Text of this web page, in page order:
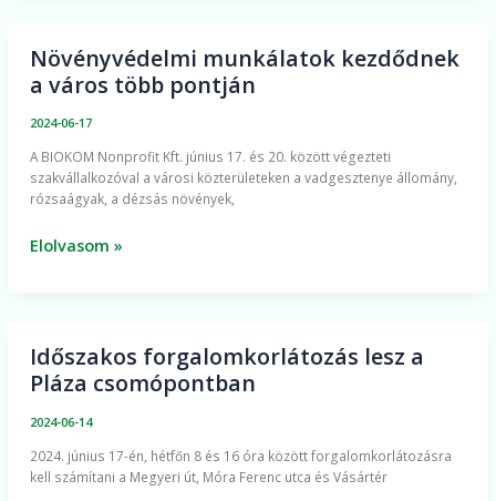
Növényvédelmi munkálatok kezdődnek
a város több pontján
2024-06-17
​A BIOKOM Nonprofit Kft. június 17. és 20. között végezteti
szakvállalkozóval a városi közterületeken a vadgesztenye állomány,
rózsaágyak, a dézsás növények,
Növényvédelmi
munkálatok
város
több
Elolvasom »
Időszakos forgalomkorlátozás lesz a
Pláza csomópontban
2024-06-14
2024. június 17-én, hétfőn 8 és 16 óra között forgalomkorlátozásra
kell számítani a Megyeri út, Móra Ferenc utca és Vásártér
Időszakos
forgalomkorlátozás
Pláza
csomópontban